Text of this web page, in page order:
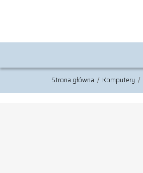
Strona główna / Komputery /